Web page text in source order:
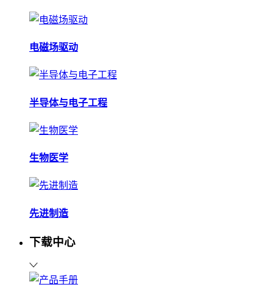
电磁场驱动
半导体与电子工程
生物医学
先进制造
下载中心